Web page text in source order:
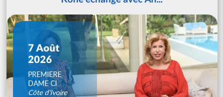
7 Août
2026
PREMIERE
DAME CI
Côte d'Ivoire